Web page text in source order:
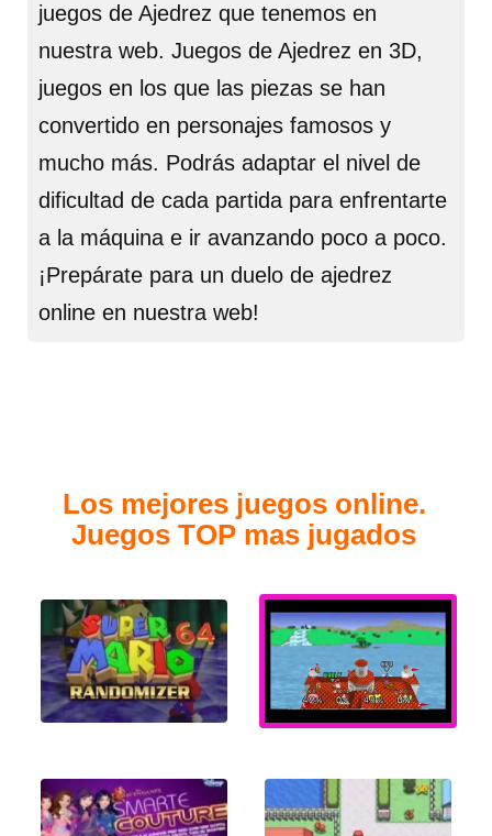
juegos de Ajedrez que tenemos en
nuestra web. Juegos de Ajedrez en 3D,
juegos en los que las piezas se han
convertido en personajes famosos y
mucho más. Podrás adaptar el nivel de
dificultad de cada partida para enfrentarte
a la máquina e ir avanzando poco a poco.
¡Prepárate para un duelo de ajedrez
online en nuestra web!
Los mejores juegos online.
Juegos TOP mas jugados